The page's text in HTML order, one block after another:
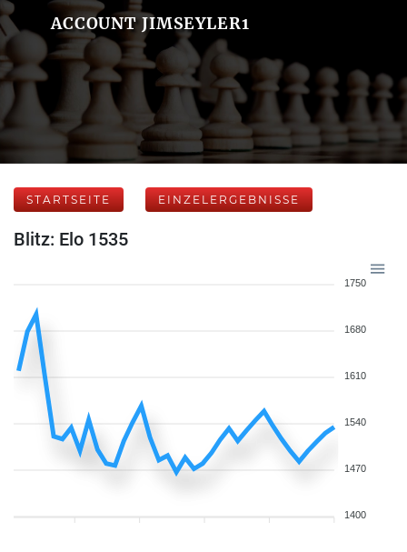
ACCOUNT JIMSEYLER1
STARTSEITE EINZELERGEBNISSE
Blitz: Elo 1535
1750
1680
1610
1540
1470
1400